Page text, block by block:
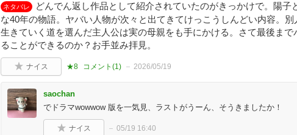
ネタバレ
どんでん返し作品として紹介されていたのがきっかけで。陽子
な40年の物語。ヤバい人物が次々と出てきてけっこうしんどい内容。別
生きていく道を選んだ主人公は実の母親をも手にかける。さて最後まで
ることができるのか？お手並み拝見。
ナイス ★8 コメント(1) 2026/05/19
saochan
でドラマwowwow 版を一気見、ラストがうーん、そうきましたか！
ナイス 05/19 16:40